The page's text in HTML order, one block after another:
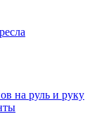
на руль и руку